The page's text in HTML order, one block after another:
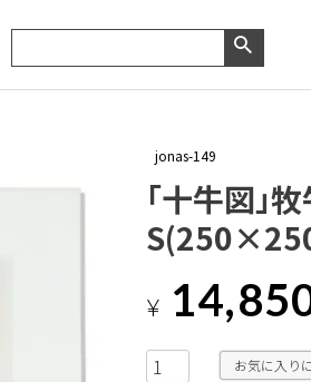
jonas-149
「十牛図
¥
お気に入り